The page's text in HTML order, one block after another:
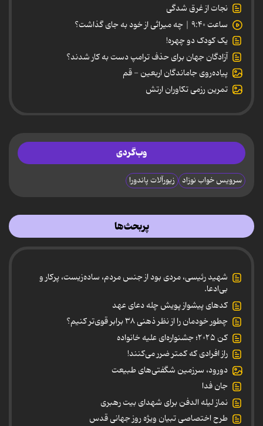
نجات از غرق شدگی
ساعت ۹:۴۰ | چه میراثی از خود به جای گذاشت؟
یک کودک دو چهره!
آزادگان جهان برای حذف ترامپ دست به کار شدند؟
پیاده‌روی جاماندگان اربعین - قم
تمرین رزمی تکاوران ارتش
وب‌گردی
سرویس خواب نوزاد زیورآلات پاندورا
پربحث‌ها
شهید رئیسی، مردی بود از جنس مردم، ساده‌زیست، پرکار و
بی‌ادعا.
کدهای پیشواز پویش چله دعای عهد
چطور خودمان را از نظر ذهنی ۳۸ برابر قوی‌تر کنیم؟
کن ۲۰۲۵؛ جشنواره‌ای علیه خانواده
راز افرادی که کمتر ضرر می‌کنند!
دورود، سرزمین شگفتی‌های طبیعت
جان فدا
نماز لیله الدفن برای شهدای بیت رهبری
طرح اختصاصی تبیان ویژه روز جهانی قدس